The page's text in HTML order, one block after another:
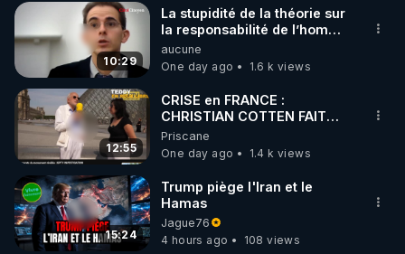
10:29
La stupidité de la théorie sur
la responsabilité de l’homme
concernant le dioxyde de
carbone.
aucune
One day ago
1.6 k views
12:55
CRISE en FRANCE :
CHRISTIAN COTTEN FAIT
une étrange découverte
Priscane
One day ago
1.4 k views
15:24
Trump piège l'Iran et le
Hamas
Jague76
4 hours ago
108 views